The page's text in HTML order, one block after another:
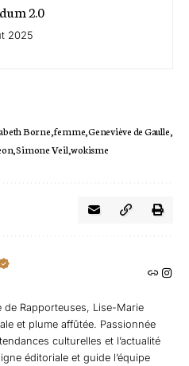
2.0
2025
Borne femme Geneviève de Gaulle
Simone Veil wokisme
de Rapporteuses, Lise-Marie
et plume affûtée. Passionnée
culturelles et l’actualité
éditoriale et guide l’équipe